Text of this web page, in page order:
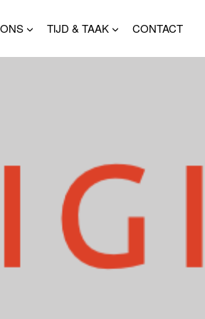
TIJD & TAAK CONTACT